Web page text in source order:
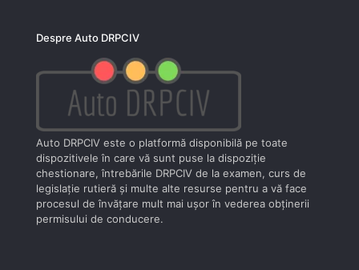
Despre Auto DRPCIV
Auto DRPCIV este o platformă disponibilă pe toate
dispozitivele în care vă sunt puse la dispoziţie
chestionare, întrebările DRPCIV de la examen, curs de
legislaţie rutieră şi multe alte resurse pentru a vă face
procesul de învăţare mult mai uşor în vederea obţinerii
permisului de conducere.